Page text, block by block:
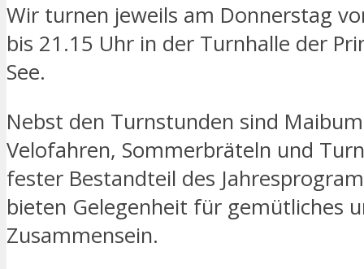
Wir turnen jeweils am Donnerstag
bis 21.15 Uhr in der Turnhalle der
See.
Nebst den Turnstunden sind
Velofahren, Sommerbräteln und
fester Bestandteil des
bieten Gelegenheit für gemütliches
Zusammensein.